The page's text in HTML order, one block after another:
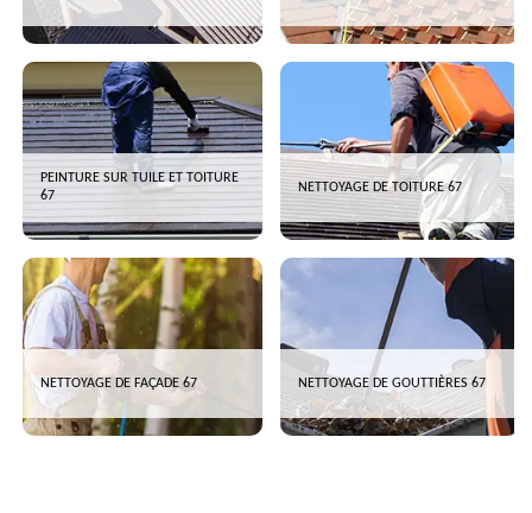
PEINTURE SUR TUILE ET TOITURE
67
NETTOYAGE DE TOITURE 67
NETTOYAGE DE FAÇADE 67 NETTOYAGE DE GOUTTIÈRES 67